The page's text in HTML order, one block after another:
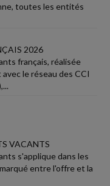
toutes les entités
2026
français, réalisée
le réseau des CCI
VACANTS
s'applique dans les
entre l'offre et la